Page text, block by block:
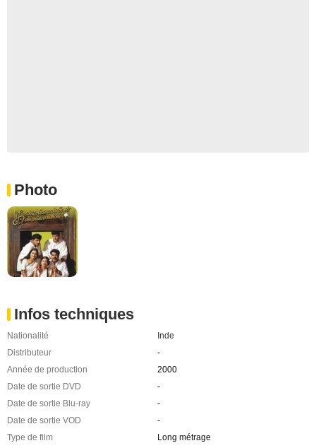
Photo
Infos techniques
Nationalité
Inde
Distributeur
-
Année de production
2000
Date de sortie DVD
-
Date de sortie Blu-ray
-
Date de sortie VOD
-
Type de film
Long métrage